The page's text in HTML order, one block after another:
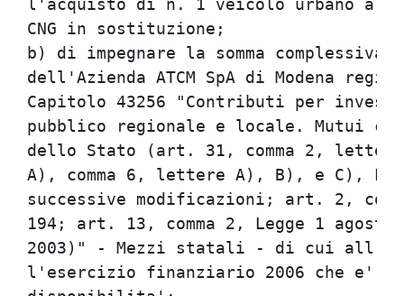
l'acquisto di n. 1 veicolo urbano a
CNG in sostituzione;
b) di impegnare la somma
dell'Azienda ATCM SpA di Modena
Capitolo 43256 "Contributi per
pubblico regionale e locale. Mutui
dello Stato (art. 31, comma 2,
A), comma 6, lettere A), B), e C),
successive modificazioni; art. 2,
194; art. 13, comma 2, Legge 1
2003)" - Mezzi statali - di cui
l'esercizio finanziario 2006 che e'